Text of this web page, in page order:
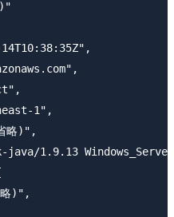
1",
略)",
java/1.9.13
)",